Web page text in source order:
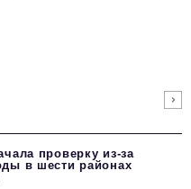
проверку из-за
в шести районах